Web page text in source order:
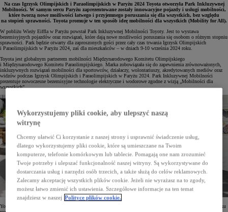
Na czas Igrzysk Olimpijskich i Paraolimpijskich w Paryżu 2024 Toyota otworzyła Park Inkluzywnej
Mobilności. W samym sercu Paryżu zaprezentowane zostały innowacyjne pojazdy i usługi mobilności,
które tworzą nowe możliwości łatwego i przyjemnego poruszania się dla wszystkich, bez względu
na stopień sprawności. Toyota promuje w ten sposób ideę mobilności dla wszystkich (Mobility for All).
W pobliżu Wieży Eiffla w Paryżu powstał Park Inkluzywnej Mobilności Toyoty. Jest to wystawa
bezemisyjnych pojazdów oraz rozwiązań, które dają nowe możliwości poruszania się osobom o różnym stopniu
sprawności. Park będzie otwarty dla zaproszonych gości przez cały czas trwania Igrzysk Olimpijskich
i Paraolimpijskich w Paryżu 2024, zaś dla mieszkańców – w dniach 9-10 września 2024 roku.
Toyota jest globalnym partnerem mobilności Międzynarodowego Komitetu Olimpijskiego
i Międzynarodowego Komitetu Paraolimpijskiego. Marka zobowiązała się do zapewnienia zrównoważonych,
inkluzywnych rozwiązań mobilności dla sportowców, działaczy, wolontariuszy, akredytowanych mediów oraz
widzów podczas Igrzysk Olimpijskich i Paraolimpijskich w Paryżu 2024. Park Inkluzywnej Mobilności
prezentuje nowoczesne bezemisyjne technologie elektryczne i wodorowe zgodne z wizją „Mobilności dla
wszystkich”.
Yoshihiro Nakata, Prezydent i Dyrektor Generalny Toyota Motor Europe, mówiąc o zaprezentowanych w parku
Wykorzystujemy pliki cookie, aby ulepszyć naszą
witrynę
Chcemy ułatwić Ci korzystanie z naszej strony i usprawnić świadczenie usług,
dlatego wykorzystujemy pliki cookie, które są umieszczane na Twoim
komputerze, telefonie komórkowym lub tablecie. Pomagają one nam zrozumieć
Twoje potrzeby i ulepszać funkcjonalność naszej witryny. Są wykorzystywane do
dostarczania usług i narzędzi osób trzecich, a także służą do celów reklamowych.
Zalecamy akceptację wszystkich plików cookie. Jeżeli nie wyrażasz na to zgody,
możesz łatwo zmienić ich ustawienia. Szczegółowe informacje na ten temat
znajdziesz w naszej Polityce plików cookie.